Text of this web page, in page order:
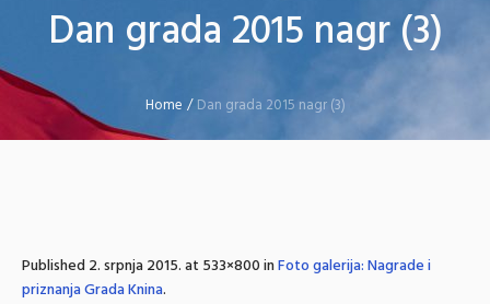
Dan grada 2015 nagr (3)
Home /Dan grada 2015 nagr (3)
Published2. srpnja 2015.at 533×800 inFoto galerija: Nagrade i
priznanja Grada Knina.